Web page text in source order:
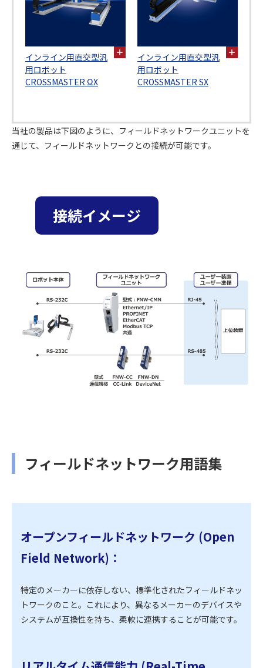
インライン用直交型汎
用ロボット
CROSSMASTER ΩX
インライン用直交型汎
用ロボット
CROSSMASTER SX
当社の製品は下図のように、フィールドネットワークユニットを
通じて、フィールドネットワークとの接続が可能です。
接続イメージ
フィールドネットワーク用語集
オープンフィールドネットワーク (Open
Field Network)：
特定のメーカーに依存しない、標準化されたフィールドネッ
トワークのこと。これにより、異なるメーカーのデバイスや
システムが互換性を持ち、柔軟に連携することが可能です。